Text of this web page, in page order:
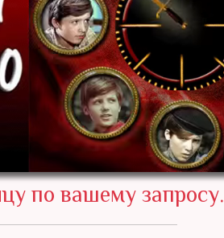
по вашему запросу.